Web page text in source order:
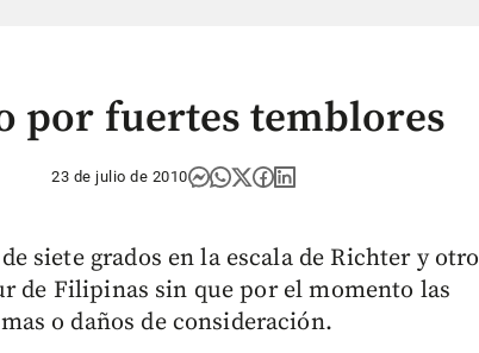
por fuertes temblores
23 de julio de 2010
siete grados en la escala de Richter y otro
de Filipinas sin que por el momento las
o daños de consideración.